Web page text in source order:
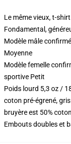
Le même vieux, t-
Fondamental,
Modèle mâle
Moyenne
Modèle femelle
sportive Petit
Poids lourd 5,3 oz /
coton pré-égrené,
bruyère est 50%
Embouts doubles et